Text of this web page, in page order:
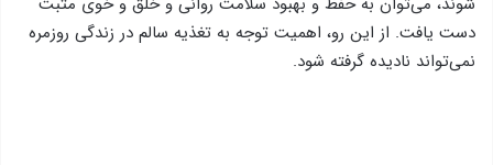
دست یافت. از این رو، اهمیت توجه به تغذیه سالم در زندگی روزمره
نمی‌تواند نادیده گرفته شود.